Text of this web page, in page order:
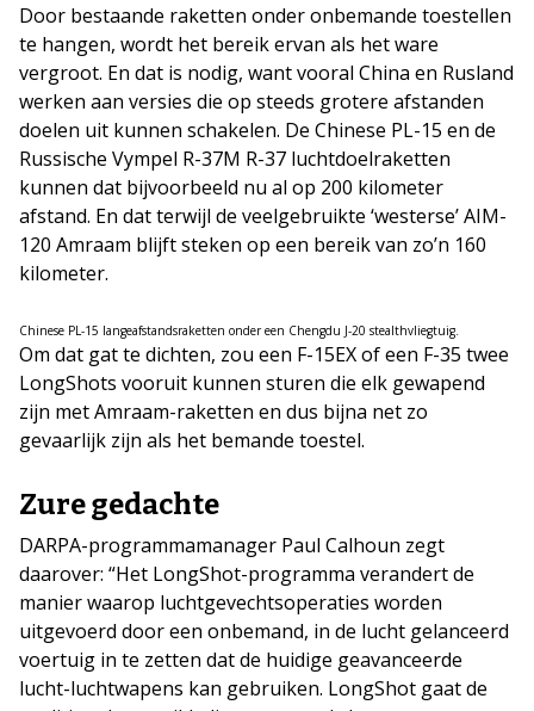
Door bestaande raketten onder onbemande toestellen
te hangen, wordt het bereik ervan als het ware
vergroot. En dat is nodig, want vooral China en Rusland
werken aan versies die op steeds grotere afstanden
doelen uit kunnen schakelen. De Chinese PL-15 en de
Russische Vympel R-37M R-37 luchtdoelraketten
kunnen dat bijvoorbeeld nu al op 200 kilometer
afstand. En dat terwijl de veelgebruikte ‘westerse’ AIM-
120 Amraam blijft steken op een bereik van zo’n 160
kilometer.
Chinese PL-15 langeafstandsraketten onder een Chengdu J-20 stealthvliegtuig.
Om dat gat te dichten, zou een F-15EX of een F-35 twee
LongShots vooruit kunnen sturen die elk gewapend
zijn met Amraam-raketten en dus bijna net zo
gevaarlijk zijn als het bemande toestel.
Zure gedachte
DARPA-programmamanager Paul Calhoun zegt
daarover: “Het LongShot-programma verandert de
manier waarop luchtgevechtsoperaties worden
uitgevoerd door een onbemand, in de lucht gelanceerd
voertuig in te zetten dat de huidige geavanceerde
lucht-luchtwapens kan gebruiken. LongShot gaat de